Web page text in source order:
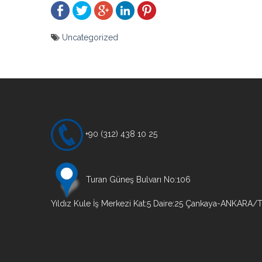
Uncategorized
+90 (312) 438 10 25
Turan Güneş Bulvarı No:106
Yıldız Kule İş Merkezi Kat:5 Daire:25 Çankaya-ANKARA/